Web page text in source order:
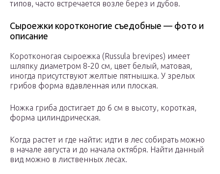
типов, часто встречается возле берез и дубов.
Сыроежки коротконогие съедобные — фото и
описание
Коротконогая сыроежка (Russula brevipes) имеет
шляпку диаметром 8-20 см, цвет белый, матовая,
иногда присутствуют желтые пятнышка. У зрелых
грибов форма вдавленная или плоская.
Ножка гриба достигает до 6 см в высоту, короткая,
форма цилиндрическая.
Когда растет и где найти: идти в лес собирать можно
в начале августа и до начала октября. Найти данный
вид можно в лиственных лесах.